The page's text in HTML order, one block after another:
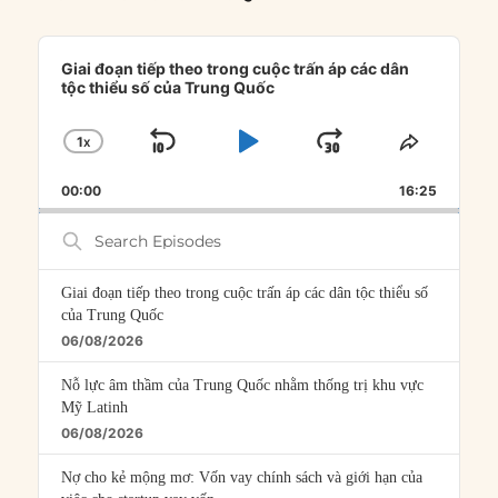
Audio
Player
Giai đoạn tiếp theo trong cuộc trấn áp các dân
tộc thiểu số của Trung Quốc
CHANGE
RATE
1X
SKIP
PLAYJUMP
FORWARD
SHARE
00:00 16:25
Search
Episodes
Giai đoạn tiếp theo trong cuộc trấn áp các dân tộc thiểu số
của Trung Quốc
06/08/2026
Nỗ lực âm thầm của Trung Quốc nhằm thống trị khu vực
Mỹ Latinh
06/08/2026
Nợ cho kẻ mộng mơ: Vốn vay chính sách và giới hạn của